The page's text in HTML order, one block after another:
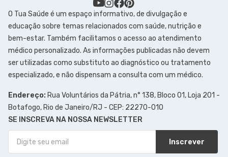
O Tua Saúde é um espaço informativo, de divulgação e
educação sobre temas relacionados com saúde, nutrição e
bem-estar. Também facilitamos o acesso ao atendimento
médico personalizado. As informações publicadas não devem
ser utilizadas como substituto ao diagnóstico ou tratamento
especializado, e não dispensam a consulta com um médico.
Endereço: Rua Voluntários da Pátria, n° 138, Bloco 01, Loja 201 -
Botafogo, Rio de Janeiro/RJ - CEP: 22270-010
SE INSCREVA NA NOSSA NEWSLETTER
Inscrever